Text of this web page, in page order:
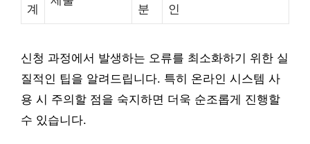
계 분 인
신청 과정에서 발생하는 오류를 최소화하기 위한 실
질적인 팁을 알려드립니다. 특히 온라인 시스템 사
용 시 주의할 점을 숙지하면 더욱 순조롭게 진행할
수 있습니다.